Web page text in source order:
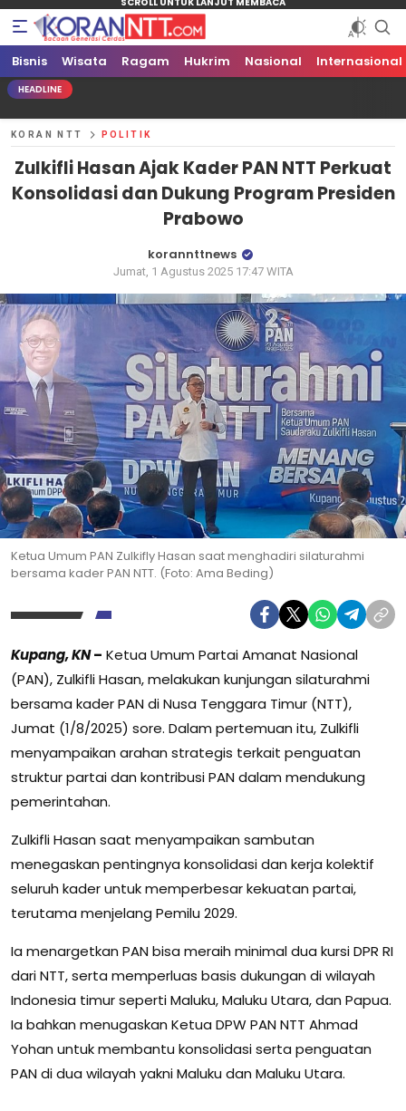
Koran NTT
Bacaan Generasi Cerdas
Bisnis Wisata Ragam Hukrim Nasional Internasional
HEADLINE
KORAN NTT POLITIK
Zulkifli Hasan Ajak Kader PAN NTT Perkuat
Konsolidasi dan Dukung Program Presiden
Prabowo
korannttnews
Jumat, 1 Agustus 2025 17:47 WITA
Ketua Umum PAN Zulkifly Hasan saat menghadiri silaturahmi
bersama kader PAN NTT. (Foto: Ama Beding)
Kupang, KN– Ketua Umum Partai Amanat Nasional
(PAN), Zulkifli Hasan, melakukan kunjungan silaturahmi
bersama kader PAN di Nusa Tenggara Timur (NTT),
Jumat (1/8/2025) sore. Dalam pertemuan itu, Zulkifli
menyampaikan arahan strategis terkait penguatan
struktur partai dan kontribusi PAN dalam mendukung
pemerintahan.
Zulkifli Hasan saat menyampaikan sambutan
menegaskan pentingnya konsolidasi dan kerja kolektif
seluruh kader untuk memperbesar kekuatan partai,
terutama menjelang Pemilu 2029.
Ia menargetkan PAN bisa meraih minimal dua kursi DPR RI
dari NTT, serta memperluas basis dukungan di wilayah
Indonesia timur seperti Maluku, Maluku Utara, dan Papua.
Ia bahkan menugaskan Ketua DPW PAN NTT Ahmad
Yohan untuk membantu konsolidasi serta penguatan
PAN di dua wilayah yakni Maluku dan Maluku Utara.